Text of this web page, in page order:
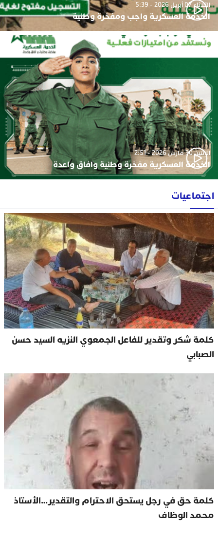
الثلاثاء 07 أبريل 2026 - 5:39
الخدمة العسكرية واجب ومفخرة وطنية
الإثنين 30 مارس 2026 - 2:51
الخدمة العسكرية مفخرة وطنية وافاق واعدة
اجتماعيات
كلمة شكر وتقدير للفاعل الجمعوي النزيه السيد حسن
الصبابي
كلمة حق في رجل يستحق الاحترام والتقدير…الأستاذ
محمد الوظاف